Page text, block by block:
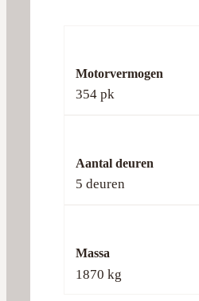
Motorvermogen
354 pk
Aantal deuren
5 deuren
Massa
1870 kg